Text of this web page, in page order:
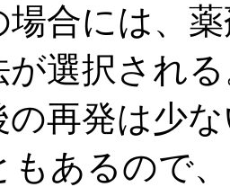
合には、
が選択され
再発は少な
もあるので